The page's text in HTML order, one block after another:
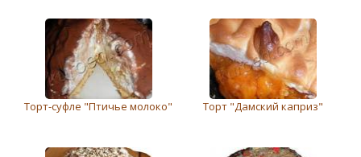
Торт-суфле "Птичье молоко" Торт "Дамский каприз"